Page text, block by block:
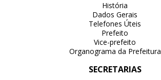
História
Dados Gerais
Telefones Úteis
Prefeito
Vice-prefeito
Organograma da Prefeitura
SECRETARIAS